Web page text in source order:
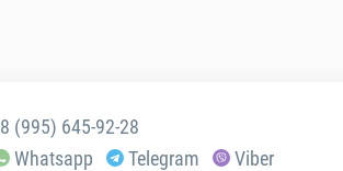
8 (995) 645-92-28
Whatsapp Telegram Viber